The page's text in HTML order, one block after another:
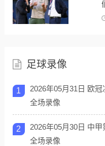
足球录像
1
2026年05月31日 欧
全场录像
2
2026年05月30日 中
全场录像